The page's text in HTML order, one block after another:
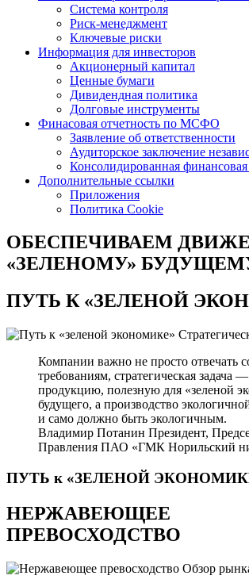
Система контроля
Риск-менеджмент
Ключевые риски
Информация для инвесторов
Акционерный капитал
Ценные бумаги
Дивидендная политика
Долговые инструменты
Финасовая отчетность по МСФО
Заявление об ответственности
Аудиторское заключение
Консолидированная финансовая
Дополнительные ссылки
Приложения
Политика Cookie
ОБЕСПЕЧИВАЕМ
«ЗЕЛЕНОМУ»
ПУТЬ К«ЗЕЛЕНОЙ
Компании важно не просто отвечать
требованиям, стратегическая задача
продукцию, полезную для «зеленой
будущего, а производство
и само должно быть экологичным.
Владимир Потанин Президент,
Правления ПАО «ГМК Норильский
ПУТЬ к «ЗЕЛЕНОЙ
НЕРЖАВЕЮЩЕЕ
ПРЕВОСХОДСТВО
Обзор